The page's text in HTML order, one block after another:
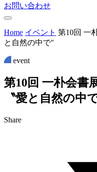
お問い合わせ
Home イベント 第10回 一
と自然の中で″
event
第10回 一朴会書
〝愛と 自然の中
Share